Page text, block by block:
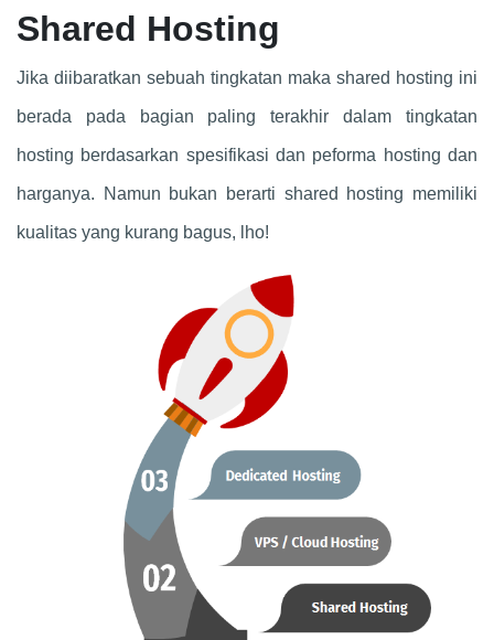
Shared Hosting
Jika diibaratkan sebuah tingkatan maka shared hosting ini
berada pada bagian paling terakhir dalam tingkatan
hosting berdasarkan spesifikasi dan peforma hosting dan
harganya. Namun bukan berarti shared hosting memiliki
kualitas yang kurang bagus, lho!